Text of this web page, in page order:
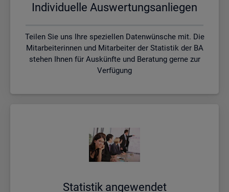
In­di­vi­du­el­le Aus­wer­tungs­an­lie­gen
Teilen Sie uns Ihre speziellen Datenwünsche mit. Die
Mitarbeiterinnen und Mitarbeiter der Statistik der BA
stehen Ihnen für Auskünfte und Beratung gerne zur
Verfügung
Sta­tis­tik an­ge­wen­det